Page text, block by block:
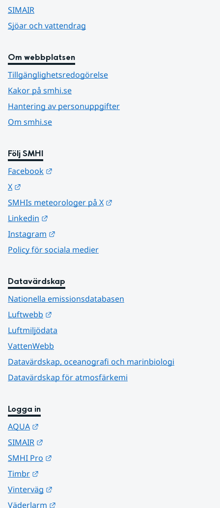
SIMAIR
Sjöar och vattendrag
Om webbplatsen
Tillgänglighetsredogörelse
Kakor på smhi.se
Hantering av personuppgifter
Om smhi.se
Följ SMHI
Facebook
X
SMHIs meteorologer på X
Linkedin
Instagram
Policy för sociala medier
Datavärdskap
Nationella emissionsdatabasen
Luftwebb
Luftmiljödata
VattenWebb
Datavärdskap, oceanografi och marinbiologi
Datavärdskap för atmosfärkemi
Logga in
AQUA
SIMAIR
SMHI Pro
Timbr
Vinterväg
Väderlarm